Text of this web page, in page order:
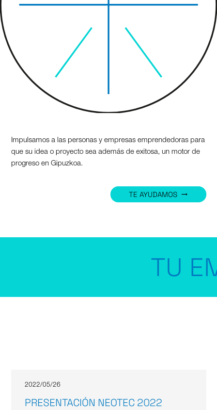
Impulsamos a las personas y empresas emprendedoras para
que su idea o proyecto sea además de exitosa, un motor de
progreso en Gipuzkoa.
TE AYUDAMOS trending_flat
TU
2022/05/26
PRESENTACIÓN NEOTEC 2022